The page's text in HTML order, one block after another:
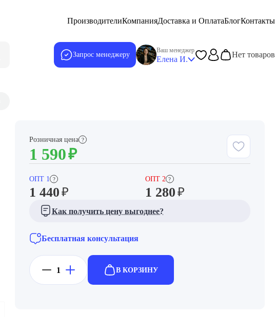
ПроизводителиКомпанияДоставка и ОплатаБлогКонтакты
Запрос менеджеру
Ваш менеджер
Елена И.
Нет товаров
Розничная цена ?
1 590₽
ОПТ 1 ?
1 440₽
ОПТ 2 ?
1 280₽
Как получить цену выгоднее?
Бесплатная консультация
В КОРЗИНУ